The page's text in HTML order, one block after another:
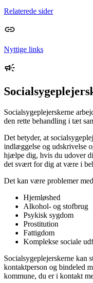
Relaterede sider
Nyttige links
Socialsygeplejerskerne
den rette behandling i tæt
Det betyder, at
indlæggelse og udskrivelse
hjælpe dig, hvis du udover
det svært for dig at være i
Det kan være problemer
Hjemløshed
Alkohol- og stofbrug
Psykisk sygdom
Prostitution
Fattigdom
Komplekse sociale
Socialsygeplejerskerne kan
kontaktperson og bindeled
kommune, du er i kontakt